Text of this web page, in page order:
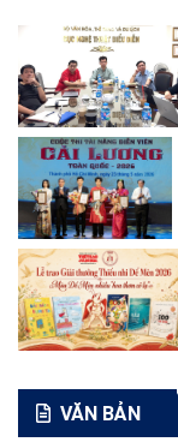
VĂN BẢN